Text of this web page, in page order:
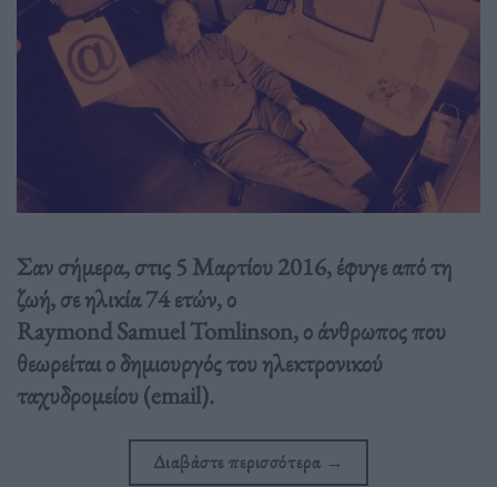
Σαν σήμερα, στις 5 Μαρτίου 2016, έφυγε από τη
ζωή, σε ηλικία 74 ετών, ο
Raymond Samuel Tomlinson, ο άνθρωπος που
θεωρείται ο δημιουργός του ηλεκτρονικού
ταχυδρομείου (email).
Διαβάστε περισσότερα →